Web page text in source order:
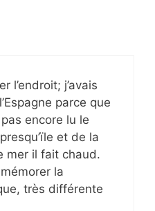
l’endroit; j’avais
parce que
pas encore lu le
et de la
mer il fait chaud.
la
très différente